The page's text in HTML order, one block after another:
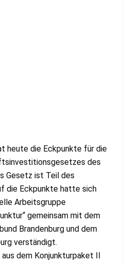
heute die Eckpunkte für die
des
Gesetz ist Teil des
die Eckpunkte hatte sich
Arbeitsgruppe
gemeinsam mit dem
Brandenburg und dem
verständigt.
dem Konjunkturpaket II